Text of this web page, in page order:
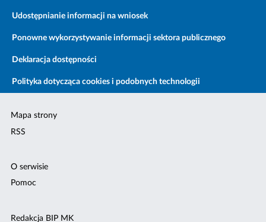
Udostępnianie informacji na wniosek
Ponowne wykorzystywanie informacji sektora publicznego
Deklaracja dostępności
Polityka dotycząca cookies i podobnych technologii
Mapa strony
RSS
O serwisie
Pomoc
Redakcja BIP MK